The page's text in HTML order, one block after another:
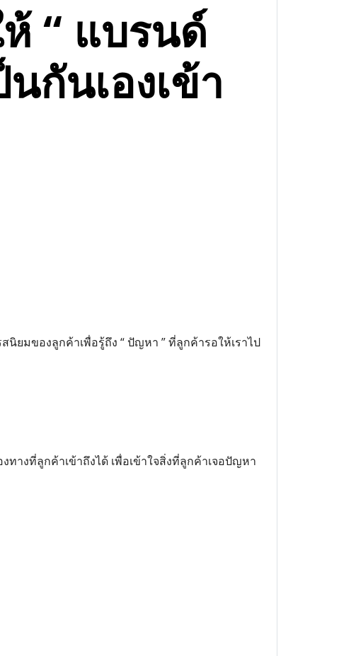
“ แบรนด์
กันเองเข้า
ยมของลูกค้าเพื่อรู้ถึง “ ปัญหา ” ที่ลูกค้ารอให้เราไป
างที่ลูกค้าเข้าถึงได้ เพื่อเข้าใจสิ่งที่ลูกค้าเจอปัญหา